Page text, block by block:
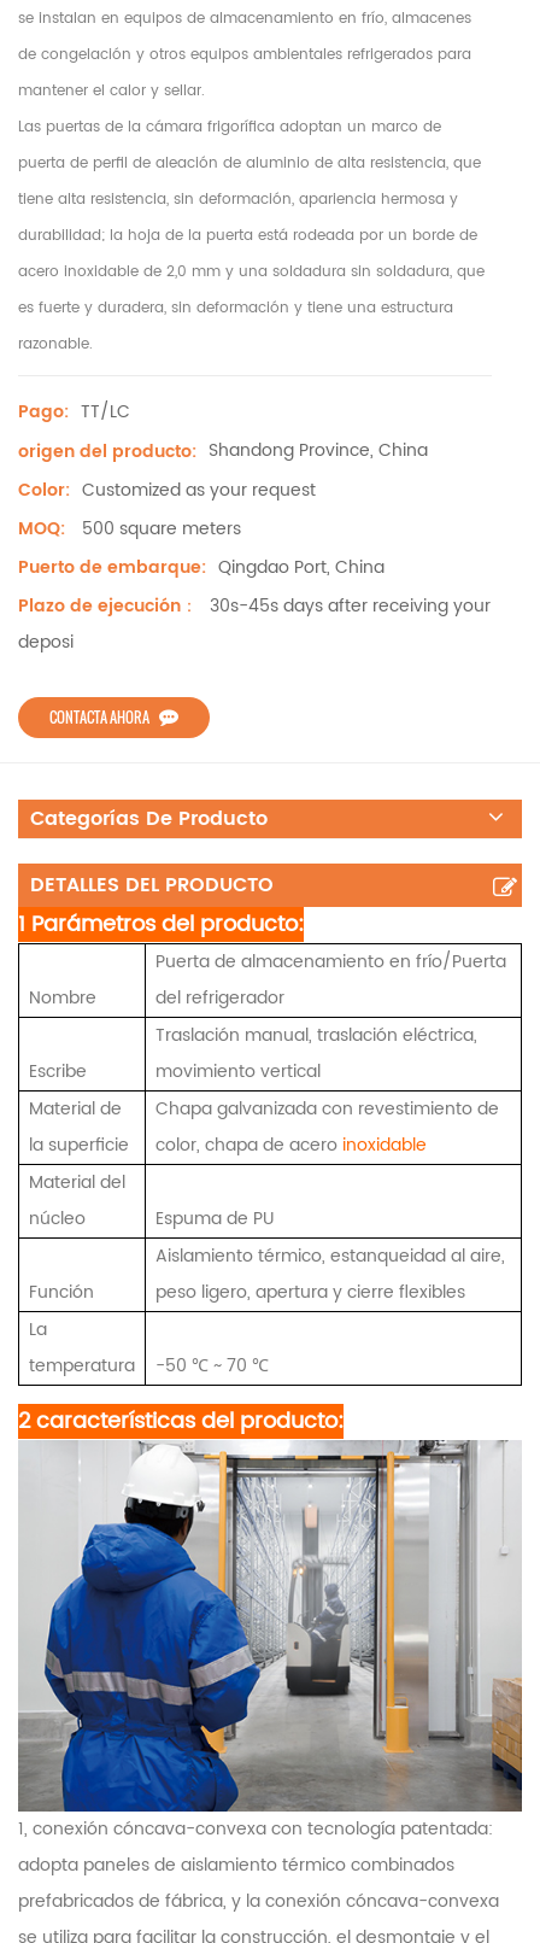
se instalan en equipos de almacenamiento en frío, almacenes
de congelación y otros equipos ambientales refrigerados para
mantener el calor y sellar.
Las puertas de la cámara frigorífica adoptan un marco de
puerta de perfil de aleación de aluminio de alta resistencia, que
tiene alta resistencia, sin deformación, apariencia hermosa y
durabilidad; la hoja de la puerta está rodeada por un borde de
acero inoxidable de 2,0 mm y una soldadura sin soldadura, que
es fuerte y duradera, sin deformación y tiene una estructura
razonable.
Pago: TT/LC
origen del producto: Shandong Province, China
Color: Customized as your request
MOQ:
500 square meters
Puerto de embarque: Qingdao Port, China
Plazo de ejecución：
30s-45s days after receiving your
deposi
CONTACTA AHORA
Categorías De Producto
DETALLES DEL PRODUCTO
1 Parámetros del producto:
Nombre
Puerta de almacenamiento en frío/Puerta
del refrigerador
Escribe
Traslación manual, traslación eléctrica,
movimiento vertical
Material de
la superficie
Chapa galvanizada con revestimiento de
color, chapa de acero inoxidable
Material del
núcleo
Espuma de PU
Función
Aislamiento térmico, estanqueidad al aire,
peso ligero, apertura y cierre flexibles
La
temperatura
-50 ℃ ~ 70 ℃
2 características del producto:
1, conexión cóncava-convexa con tecnología patentada:
adopta paneles de aislamiento térmico combinados
prefabricados de fábrica, y la conexión cóncava-convexa